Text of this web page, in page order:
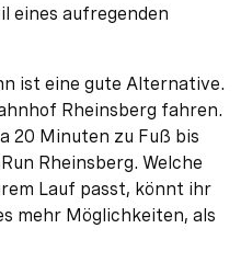
eines aufregenden
ist eine gute Alternative.
Rheinsberg fahren.
20 Minuten zu Fuß bis
Rheinsberg. Welche
Lauf passt, könnt ihr
mehr Möglichkeiten, als